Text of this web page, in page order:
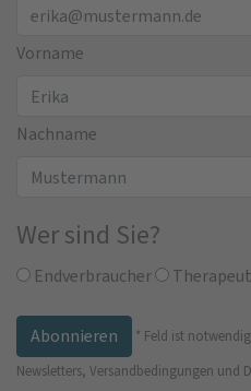
Vorname
Nachname
Wer sind Sie?
Endverbraucher Therapeut
* Feld ist
Newsletters, Versandbedingungen und